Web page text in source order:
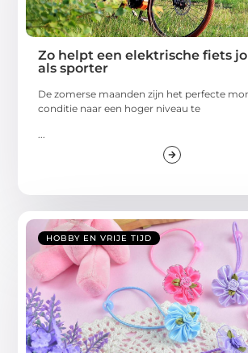
Zo helpt een elektrische fiets
als sporter
De zomerse maanden zijn het perfecte
conditie naar een hoger niveau te
...
HOBBY EN VRIJE TIJD